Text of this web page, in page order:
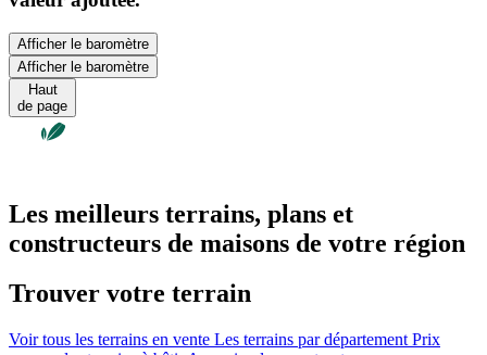
Afficher le baromètre
Afficher le baromètre
Haut
de page
Les meilleurs terrains, plans et
constructeurs de maisons de votre région
Trouver votre terrain
Voir tous les terrains en vente Les terrains par département Prix